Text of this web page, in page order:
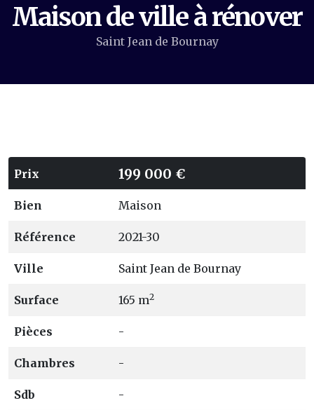
Maison de ville à rénover
Saint Jean de Bournay
Prix 199 000 €
Bien Maison
Référence 2021-30
Ville Saint Jean de Bournay
Surface 165 m2
Pièces -
Chambres -
Sdb -